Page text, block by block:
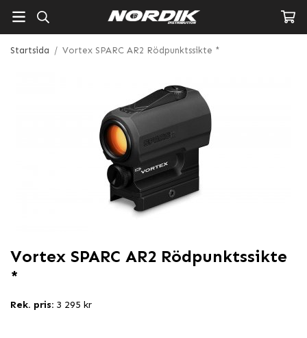
Startsida / Vortex SPARC AR2 Rödpunktssikte *
Vortex SPARC AR2 Rödpunktssikte
*
Rek. pris: 3 295 kr